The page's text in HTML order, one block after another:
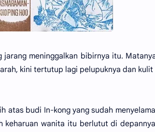
jarang meninggalkan bibirnya itu.
kini tertutup lagi pelupuknya dan
atas budi In-kong yang sudah
keharuan wanita itu berlutut di